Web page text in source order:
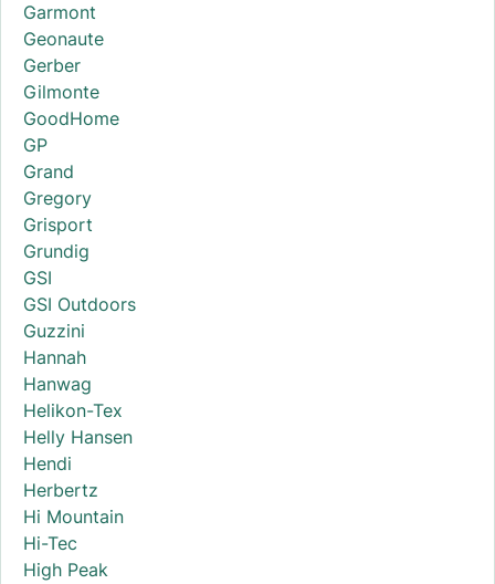
Garmont
Geonaute
Gerber
Gilmonte
GoodHome
GP
Grand
Gregory
Grisport
Grundig
GSI
GSI Outdoors
Guzzini
Hannah
Hanwag
Helikon-Tex
Helly Hansen
Hendi
Herbertz
Hi Mountain
Hi-Tec
High Peak